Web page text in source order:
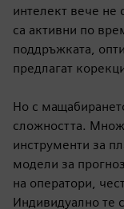
интелект вече не
са активни по
поддръжката,
предлагат
Но с
сложността.
инструменти за
модели за
на оператори,
Индивидуално те